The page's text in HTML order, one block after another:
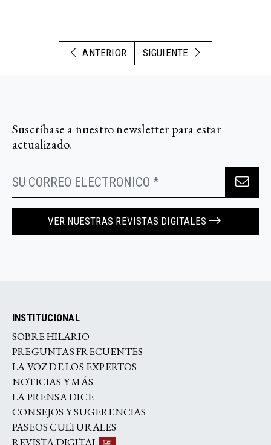
ANTERIOR SIGUIENTE
Suscríbase a nuestro newsletter para estar
actualizado.
VER NUESTRAS REVISTAS DIGITALES
INSTITUCIONAL
SOBRE HILARIO
PREGUNTAS FRECUENTES
LA VOZ DE LOS EXPERTOS
NOTICIAS Y MÁS
LA PRENSA DICE
CONSEJOS Y SUGERENCIAS
PASEOS CULTURALES
REVISTA DIGITAL